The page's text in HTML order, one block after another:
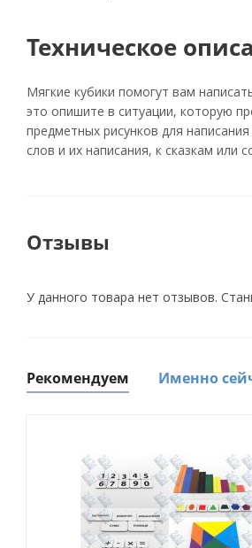
Техническое
Мягкие кубики помогут вам
это опишите в ситуации, которую
предметных рисунков для
слов и их написания, к сказкам или
Отзывы
У данного товара нет отзывов.
Рекомендуем Именно